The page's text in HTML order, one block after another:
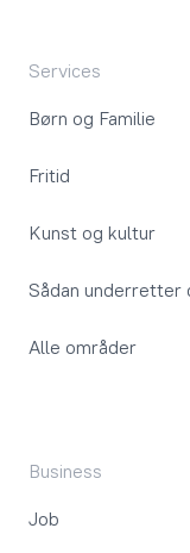
Services
Børn og Familie
Fritid
Kunst og kultur
Sådan underretter
Alle områder
Business
Job